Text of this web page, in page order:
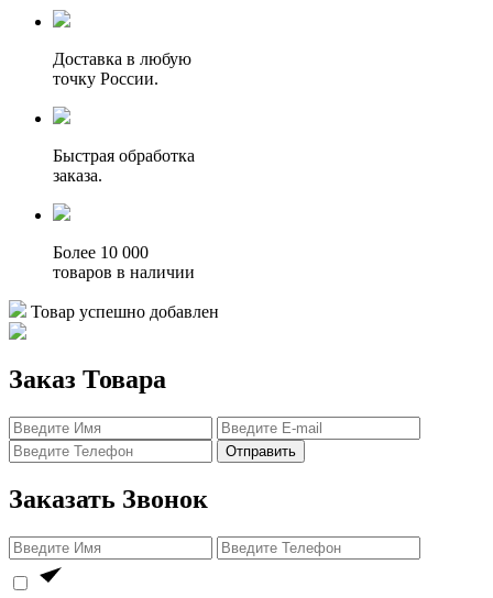
Доставка в любую
точку России.
Быстрая обработка
заказа.
Более 10 000
товаров в наличии
Товар успешно добавлен
Заказ Товара
Отправить
Заказать Звонок